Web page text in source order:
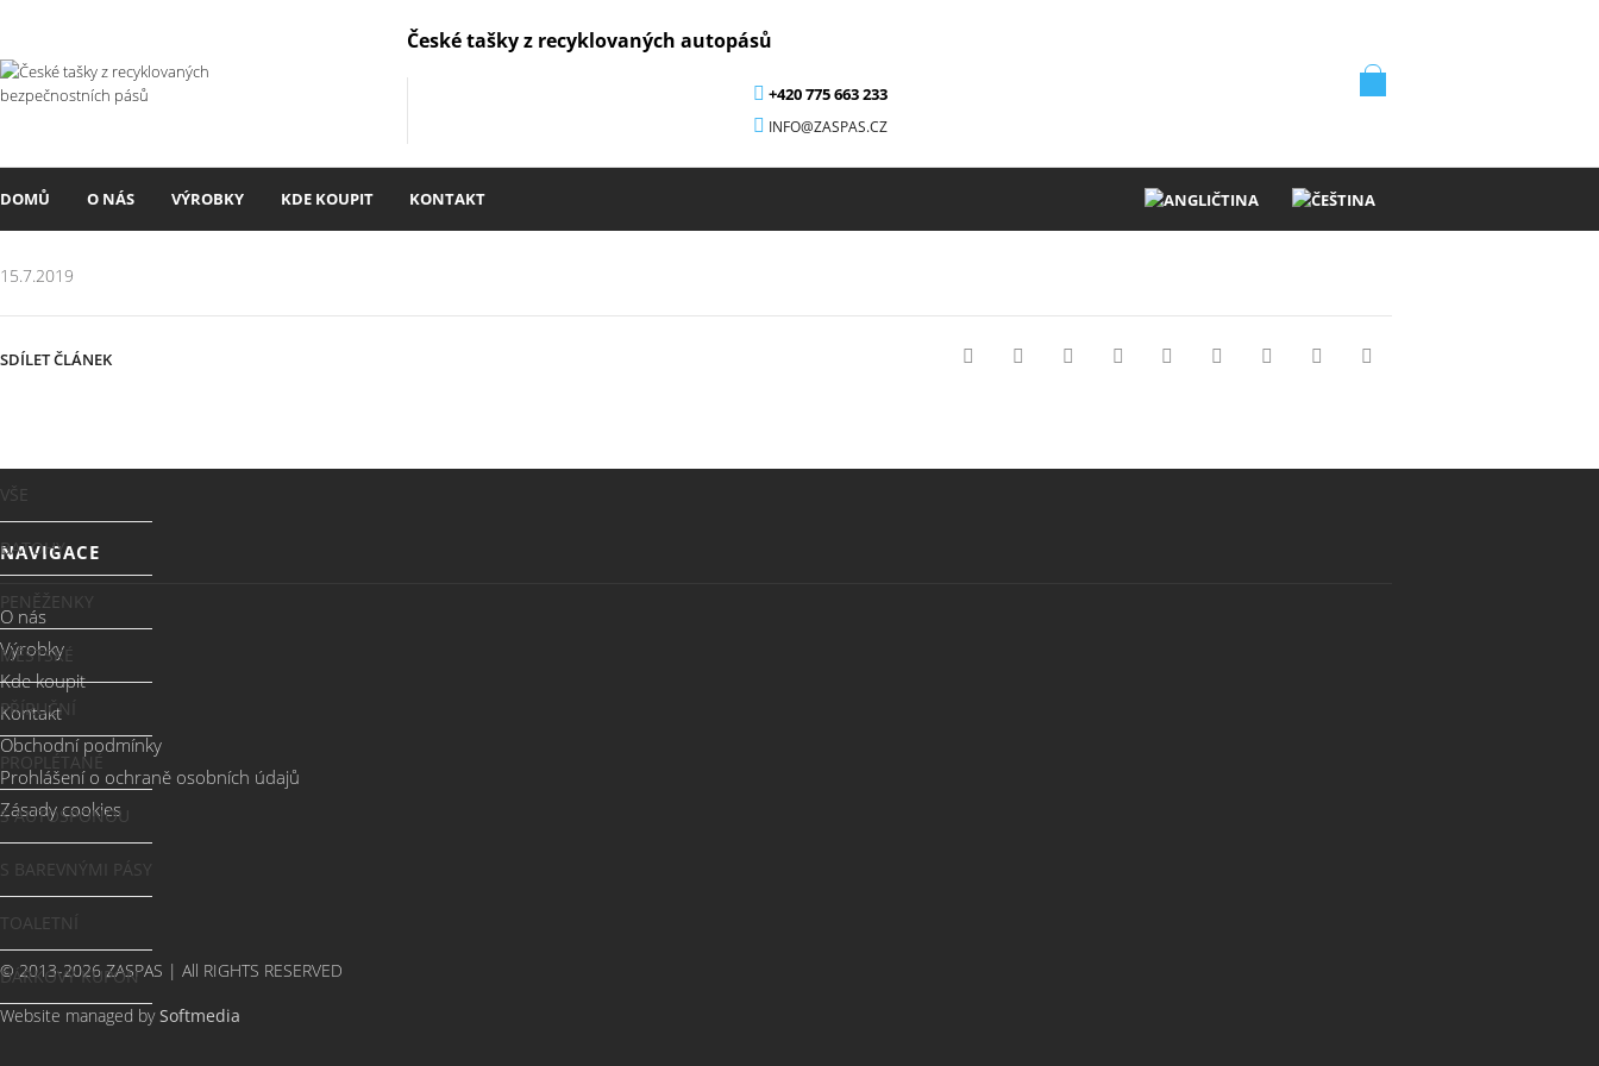
České tašky z recyklovaných autopásů
+420 775 663 233
INFO@ZASPAS.CZ
DOMŮ O NÁS VÝROBKY KDE KOUPIT KONTAKT
15.7.2019
SDÍLET ČLÁNEK
VŠE
BATOHY
PENĚŽENKY
MĚSTSKÉ
PŘÍRUČNÍ
PROPLÉTANÉ
S AUTOSPONOU
S BAREVNÝMI PÁSY
TOALETNÍ
DÁRKOVÝ KUPÓN
NAVIGACE
O nás
Výrobky
Kde koupit
Kontakt
Obchodní podmínky
Prohlášení o ochraně osobních údajů
Zásady cookies
© 2013-2026 ZASPAS | All RIGHTS RESERVED
Website managed bySoftmedia